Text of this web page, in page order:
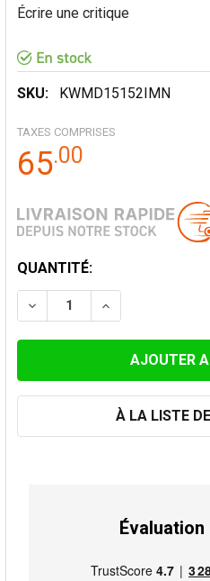
Écrire une critique
SKU: KWMD15152IMN
TAXES COMPRISES
65.00
STOCK
ACTUEL:
QUANTITÉ:
DIMINUER LA QUANTITÉ
AUGMENTER
À LA LISTE